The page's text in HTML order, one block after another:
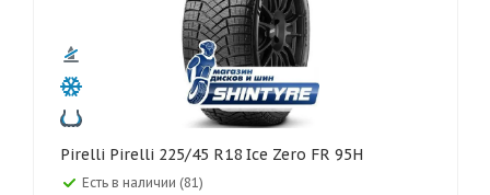
Pirelli Pirelli 225/45 R18 Ice Zero FR 95H
Есть в наличии (81)